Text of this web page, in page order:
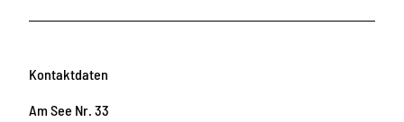
Kontaktdaten
Am See Nr. 33